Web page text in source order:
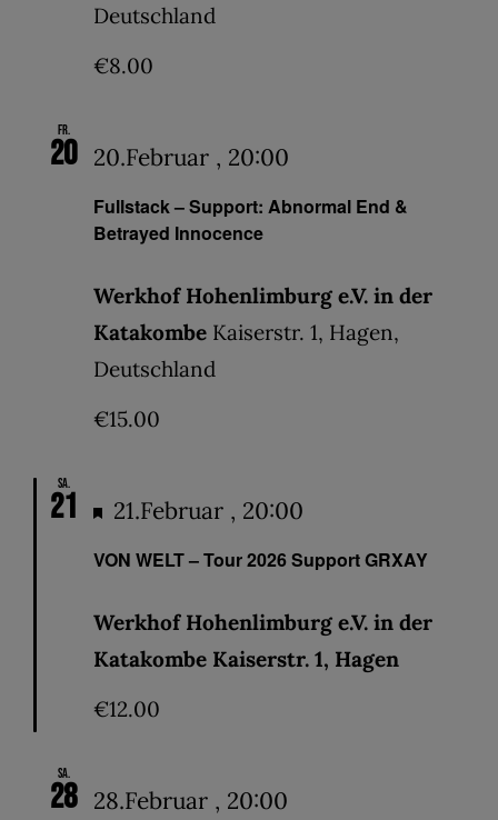
Deutschland
€8.00
Fr.
20
Fullstack – Support: Abnormal End &
Betrayed Innocence
20.Februar , 20:00
Werkhof Hohenlimburg e.V. in der
Katakombe Kaiserstr. 1, Hagen,
Deutschland
€15.00
Sa.
21
VON WELT – Tour 2026 Support GRXAY
Hervorgehoben
21.Februar , 20:00
Werkhof Hohenlimburg e.V. in der
Katakombe Kaiserstr. 1, Hagen
€12.00
Sa.
28 28.Februar , 20:00